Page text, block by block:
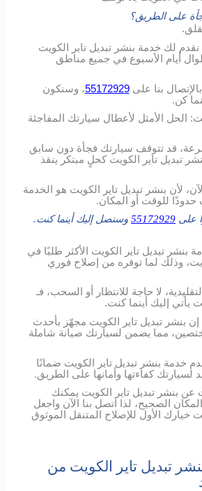
على الطريق؟
لك خدمة بنشر تبديل تاير الكويت
أيام الأسبوع في جميع مناطق
بنا على55172929، وسنكون
كن.
الحل الأمثل لأعطال سيارتك المفاجئة
قد تتوقف سيارتك فجأة دون سابق
تبديل تاير الكويت كحلٍ مبتكر ينقذ
لأن بنشر تبديل تاير الكويت هو الخدمة
حدودًا للوقت أو المكان.
على 55172929 وسنصل إليك أينما كنت.
بنشر تبديل تاير الكويت الأكثر طلبًا في
وذلك لما توفره من إصلاح فوري
لا حاجة للانتظار أو السحب، فـ
يأتي إليك أينما كنت.
بنشر تبديل تاير الكويت مجهّز بأحدث
مما يضمن لسيارتك صيانة شاملة
خدمة بنشر تبديل تاير الكويت ضمانًا
لسيارتك كفاءتها وأمانها على الطريق.
عن بنشر تبديل تاير الكويت يمكنك
الصحيح، لذا اتصل بنا الآن واجعل
خيارك الأول للإصلاح المتنقل الموثوق
تبديل تاير الكويت من